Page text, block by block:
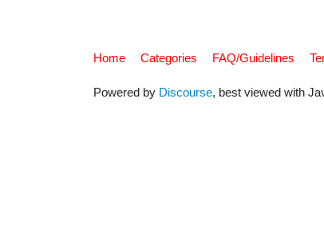
Home Categories FAQ/Guidelines
Powered by Discourse, best viewed with